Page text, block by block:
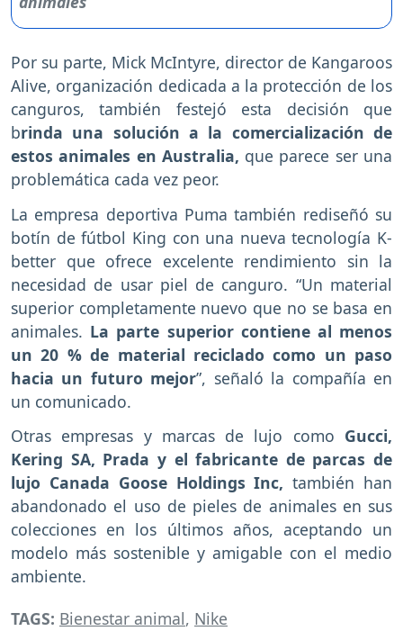
Por su parte, Mick McIntyre, director de Kangaroos
Alive, organización dedicada a la protección de los
canguros, también festejó esta decisión que
brinda una solución a la comercialización de
estos animales en Australia, que parece ser una
problemática cada vez peor.
La empresa deportiva Puma también rediseñó su
botín de fútbol King con una nueva tecnología K-
better que ofrece excelente rendimiento sin la
necesidad de usar piel de canguro. “Un material
superior completamente nuevo que no se basa en
animales. La parte superior contiene al menos
un 20 % de material reciclado como un paso
hacia un futuro mejor”, señaló la compañía en
un comunicado.
Otras empresas y marcas de lujo como Gucci,
Kering SA, Prada y el fabricante de parcas de
lujo Canada Goose Holdings Inc, también han
abandonado el uso de pieles de animales en sus
colecciones en los últimos años, aceptando un
modelo más sostenible y amigable con el medio
ambiente.
TAGS: Bienestar animal, Nike